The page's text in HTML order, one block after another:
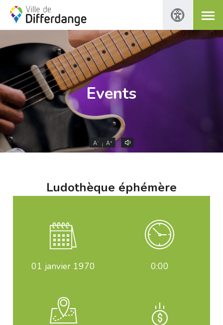
Events
A- A+
Ludothèque éphémère
01 janvier 1970 0:00